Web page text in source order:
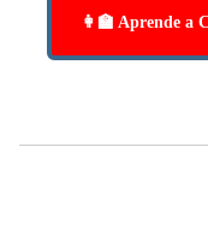
👩‍🏫 Aprende a